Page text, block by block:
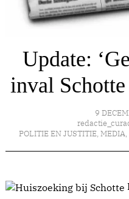
Update:
inval Schotte
9
POLITIE EN JUSTITIE, MEDIA,